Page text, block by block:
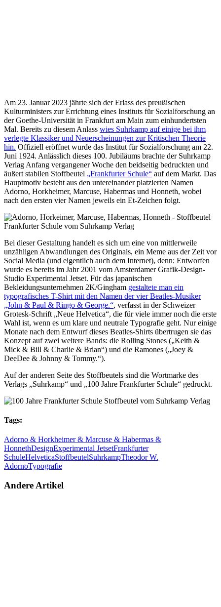
Am 23. Januar 2023 jährte sich der Erlass des preußischen
Kulturministers zur Errichtung eines Instituts für Sozialforschung an
der Goethe-Universität in Frankfurt am Main zum einhundertsten
Mal. Bereits zu diesem Anlass wies Suhrkamp auf einige bei ihm
verlegte Klassiker und Neuerscheinungen zur Kritischen Theorie
hin. Offiziell eröffnet wurde das Institut für Sozialforschung am 22.
Juni 1924. Anlässlich dieses 100. Jubiläums brachte der Suhrkamp
Verlag Anfang vergangener Woche den beidseitig bedruckten und
äußert stabilen Stoffbeutel „Frankfurter Schule“ auf dem Markt. Das
Hauptmotiv besteht aus den untereinander platzierten Namen
Adorno, Horkheimer, Marcuse, Habermas und Honneth, wobei
nach den ersten vier Namen jeweils ein Et-Zeichen folgt.
Bei dieser Gestaltung handelt es sich um eine von mittlerweile
unzähligen Abwandlungen des Originals, ein Meme aus der Zeit vor
Social Media (und eigentlich auch dem Internet), denn: Entworfen
wurde es bereits im Jahr 2001 vom Amsterdamer Grafik-Design-
Studio Experimental Jetset. Für das japanischen
Bekleidungsunternehmen 2K/Gingham gestaltete man ein
typografisches T-Shirt mit den Namen der vier Beatles-Musiker
„John & Paul & Ringo & George.“, verfasst in der Schweizer
Grotesk-Schrift „Neue Helvetica“, die für viele immer noch die erste
Wahl ist, wenn es um klare und neutrale Typografie geht. Nur einige
Monate nach dem Entwurf dieses Beatles-Shirts übertrugen sie das
Konzept auf zwei weitere Bands: die Rolling Stones („Keith &
Mick & Bill & Charlie & Brian“) und die Ramones („Joey &
DeeDee & Johnny & Tommy.“).
Auf der anderen Seite des Stoffbeutels sind die Wortmarke des
Verlags „Suhrkamp“ und „100 Jahre Frankfurter Schule“ gedruckt.
Tags:
Adorno & Horkheimer & Marcuse & Habermas &
HonnethDesignExperimental JetsetFrankfurter
SchuleHelveticaStoffbeutelSuhrkampTheodor W.
AdornoTypografie
Andere Artikel